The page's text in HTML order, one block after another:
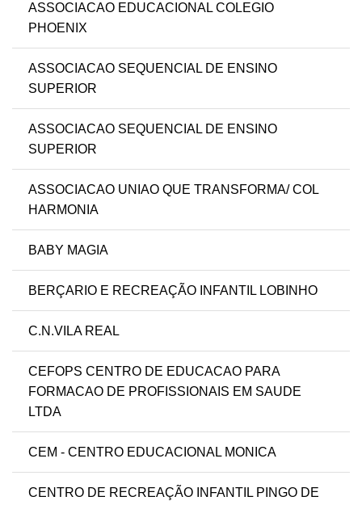
ASSOCIACAO EDUCACIONAL COLEGIO
PHOENIX
ASSOCIACAO SEQUENCIAL DE ENSINO
SUPERIOR
ASSOCIACAO SEQUENCIAL DE ENSINO
SUPERIOR
ASSOCIACAO UNIAO QUE TRANSFORMA/ COL
HARMONIA
BABY MAGIA
BERÇARIO E RECREAÇÃO INFANTIL LOBINHO
C.N.VILA REAL
CEFOPS CENTRO DE EDUCACAO PARA
FORMACAO DE PROFISSIONAIS EM SAUDE
LTDA
CEM - CENTRO EDUCACIONAL MONICA
CENTRO DE RECREAÇÃO INFANTIL PINGO DE